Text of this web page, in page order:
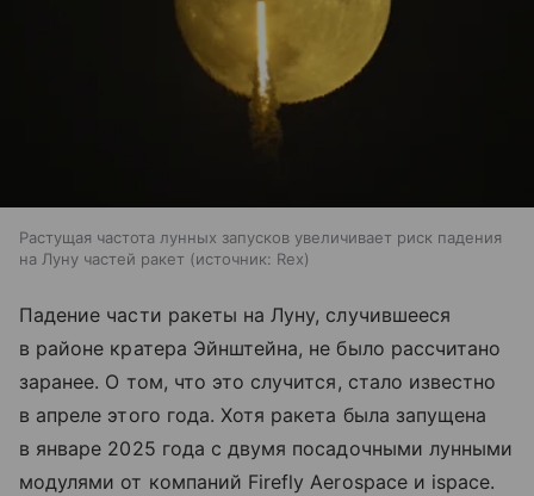
Растущая частота лунных запусков увеличивает риск падения
на Луну частей ракет
источник: Rex
Падение части ракеты на Луну, случившееся
в районе кратера Эйнштейна, не было рассчитано
заранее. О том, что это случится, стало известно
в апреле этого года. Хотя ракета была запущена
в январе 2025 года с двумя посадочными лунными
модулями от компаний Firefly Aerospace и ispace.